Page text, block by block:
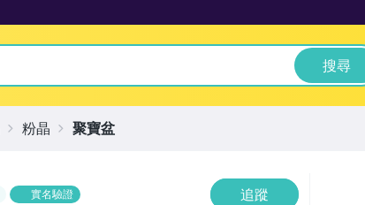
搜尋
實名驗證 追蹤
粉晶 聚寶盆